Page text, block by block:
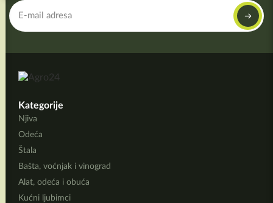
Kategorije
Njiva
Odeća
Štala
Bašta, voćnjak i vinograd
Alat, odeća i obuća
Kućni ljubimci